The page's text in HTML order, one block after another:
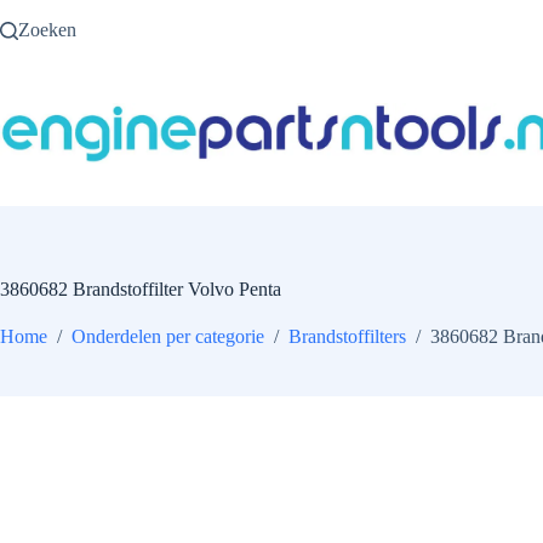
naarZoeken
3860682 Brandstoffilter Volvo Penta
Home / Onderdelen per categorie / Brandstoffilters / 3860682